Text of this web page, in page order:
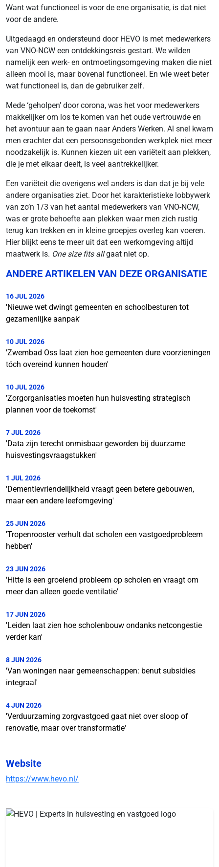
Want wat functioneel is voor de ene organisatie, is dat niet
voor de andere.
Uitgedaagd en ondersteund door HEVO is met medewerkers
van VNO-NCW een ontdekkingsreis gestart. We wilden
namelijk een werk- en ontmoetingsomgeving maken die niet
alleen mooi is, maar bovenal functioneel. En wie weet beter
wat functioneel is, dan de gebruiker zelf.
Mede ‘geholpen’ door corona, was het voor medewerkers
makkelijker om los te komen van het oude vertrouwde en
het avontuur aan te gaan naar Anders Werken. Al snel kwam
men erachter dat een persoonsgebonden werkplek niet meer
noodzakelijk is. Kunnen kiezen uit een variëteit aan plekken,
die je met elkaar deelt, is veel aantrekkelijker.
Een variëteit die overigens wel anders is dan dat je bij vele
andere organisaties ziet. Door het karakteristieke lobbywerk
van zo’n 1/3 van het aantal medewerkers van VNO-NCW,
was er grote behoefte aan plekken waar men zich rustig
terug kan trekken en in kleine groepjes overleg kan voeren.
Hier blijkt eens te meer uit dat een werkomgeving altijd
maatwerk is. One size fits allgaat niet op.
ANDERE ARTIKELEN VAN DEZE ORGANISATIE
16 JUL 2026
'Nieuwe wet dwingt gemeenten en schoolbesturen tot
gezamenlijke aanpak'
10 JUL 2026
'Zwembad Oss laat zien hoe gemeenten dure voorzieningen
tóch overeind kunnen houden'
10 JUL 2026
'Zorgorganisaties moeten hun huisvesting strategisch
plannen voor de toekomst'
7 JUL 2026
'Data zijn terecht onmisbaar geworden bij duurzame
huisvestingsvraagstukken'
1 JUL 2026
'Dementievriendelijkheid vraagt geen betere gebouwen,
maar een andere leefomgeving'
25 JUN 2026
'Tropenrooster verhult dat scholen een vastgoedprobleem
hebben'
23 JUN 2026
'Hitte is een groeiend probleem op scholen en vraagt om
meer dan alleen goede ventilatie'
17 JUN 2026
'Leiden laat zien hoe scholenbouw ondanks netcongestie
verder kan'
8 JUN 2026
'Van woningen naar gemeenschappen: benut subsidies
integraal'
4 JUN 2026
'Verduurzaming zorgvastgoed gaat niet over sloop of
renovatie, maar over transformatie'
Website
https://www.hevo.nl/